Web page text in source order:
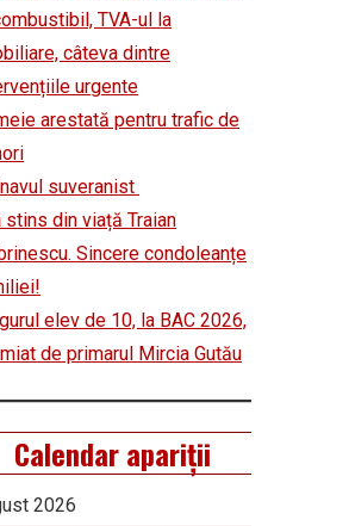
TVA-ul la
câteva dintre
urgente
arestată pentru trafic de
suveranist
stins din viață Traian
Sincere condoleanțe
elev de 10, la BAC 2026,
de primarul Mircia Gutău
Calendar apariții
2026